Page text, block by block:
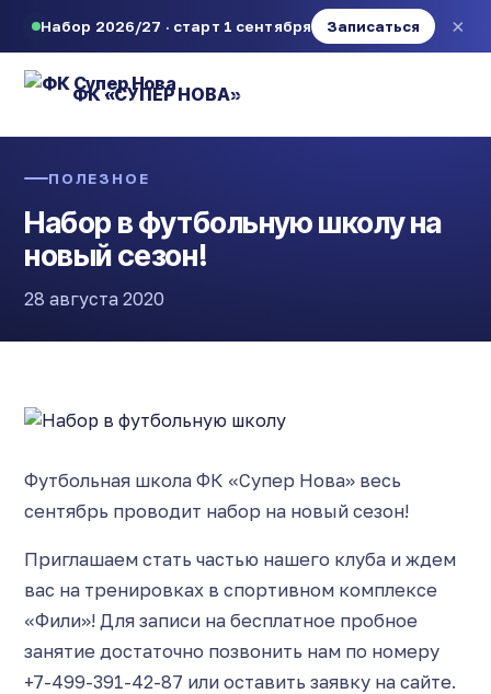
Набор 2026/27 · старт 1 сентября Записаться ×
ФК «СУПЕР НОВА»
ПОЛЕЗНОЕ
Набор в футбольную школу на
новый сезон!
28 августа 2020
Футбольная школа ФК «Супер Нова» весь
сентябрь проводит набор на новый сезон!
Приглашаем стать частью нашего клуба и ждем
вас на тренировках в спортивном комплексе
«Фили»! Для записи на бесплатное пробное
занятие достаточно позвонить нам по номеру
+7-499-391-42-87 или оставить заявку на сайте.